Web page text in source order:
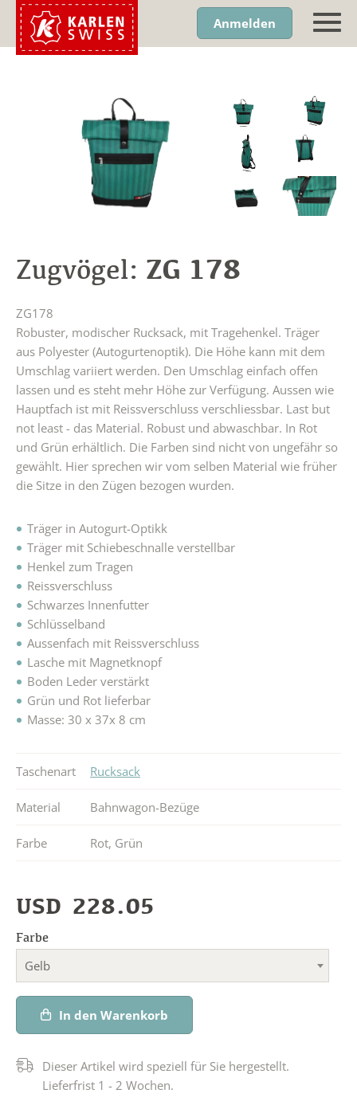
Anmelden
Zugvögel: ZG 178
ZG178
Robuster, modischer Rucksack, mit Tragehenkel. Träger
aus Polyester (Autogurtenoptik). Die Höhe kann mit dem
Umschlag variiert werden. Den Umschlag einfach offen
lassen und es steht mehr Höhe zur Verfügung. Aussen wie
Hauptfach ist mit Reissverschluss verschliessbar. Last but
not least - das Material. Robust und abwaschbar. In Rot
und Grün erhältlich. Die Farben sind nicht von ungefähr so
gewählt. Hier sprechen wir vom selben Material wie früher
die Sitze in den Zügen bezogen wurden.
Träger in Autogurt-Optikk
Träger mit Schiebeschnalle verstellbar
Henkel zum Tragen
Reissverschluss
Schwarzes Innenfutter
Schlüsselband
Aussenfach mit Reissverschluss
Lasche mit Magnetknopf
Boden Leder verstärkt
Grün und Rot lieferbar
Masse: 30 x 37x 8 cm
Taschenart Rucksack
Material Bahnwagon-Bezüge
Farbe Rot, Grün
USD 228.05
Farbe
Gelb
In den Warenkorb
Dieser Artikel wird speziell für Sie hergestellt.
Lieferfrist 1 - 2 Wochen.